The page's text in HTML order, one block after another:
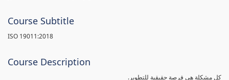
Course Subtitle
ISO 19011:2018
Course Description
كل مشكلة هي فرصة حقيقية للتطوير.